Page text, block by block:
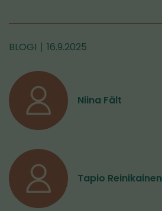
BLOGI 16.9.2025
Niina Fält
Tapio Reinikainen